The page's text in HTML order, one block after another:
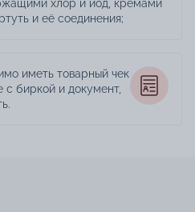
хлор и йод, кремами
и её соединения;
иметь товарный чек
с биркой и документ,